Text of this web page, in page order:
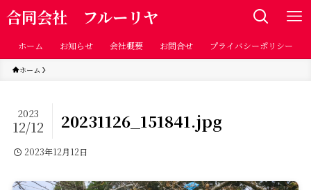
合同会社 フルーリヤ
ホーム お知らせ 会社概要 お問合せ プライバシーポリシー
ホーム
20231126_151841.jpg
2023
12/12
2023年12月12日